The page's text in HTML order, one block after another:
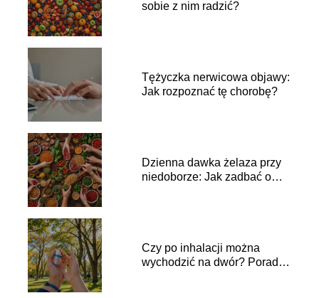
sobie z nim radzić?
Tężyczka nerwicowa objawy:
Jak rozpoznać tę chorobę?
Dzienna dawka żelaza przy
niedoborze: Jak zadbać o
Czy po inhalacji można
wychodzić na dwór? Porady i